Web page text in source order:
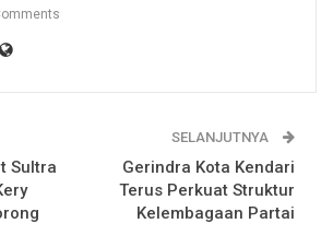
Sultra
SELANJUTNYA
Gerindra Kota Kendari
Terus Perkuat Struktur
Kelembagaan Partai